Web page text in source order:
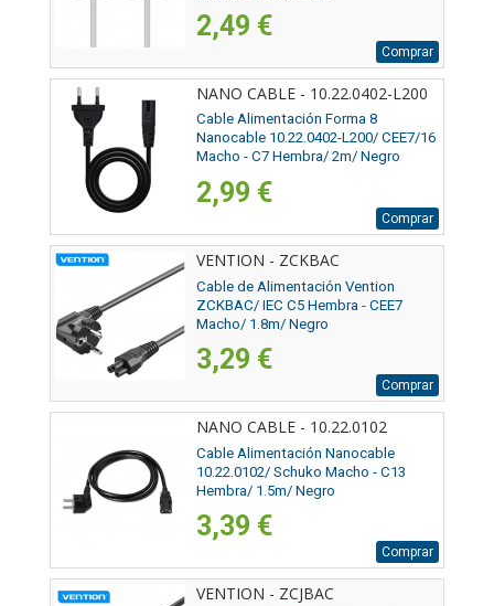
2,49 €
Comprar
NANO CABLE - 10.22.0402-L200
Cable Alimentación Forma 8
Nanocable 10.22.0402-L200/ CEE7/16
Macho - C7 Hembra/ 2m/ Negro
2,99 €
Comprar
VENTION - ZCKBAC
Cable de Alimentación Vention
ZCKBAC/ IEC C5 Hembra - CEE7
Macho/ 1.8m/ Negro
3,29 €
Comprar
NANO CABLE - 10.22.0102
Cable Alimentación Nanocable
10.22.0102/ Schuko Macho - C13
Hembra/ 1.5m/ Negro
3,39 €
Comprar
VENTION - ZCJBAC